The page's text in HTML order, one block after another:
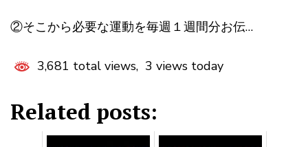
②そこから必要な運動を毎週１週間分お伝…
3,681 total views, 3 views today
Related posts: